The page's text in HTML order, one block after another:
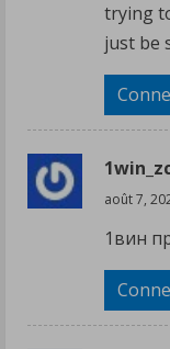
trying
just be
août 7,
1вин